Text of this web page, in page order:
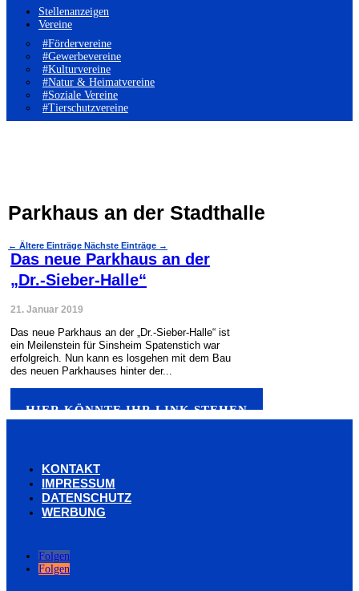
Stellenanzeigen
Vereine
#Fördervereine
#Gewerbevereine
#Kulturvereine
#Natur & Heimatvereine
#Soziale Vereine
#Tierschutzvereine
Parkhaus an der Stadthalle
← Ältere Einträge Nächste Einträge →
Das neue Parkhaus an der
„Dr.-Sieber-Halle“
21. Januar 2019
Das neue Parkhaus an der „Dr.-Sieber-Halle“ ist
ein Meilenstein für Sinsheim Spatenstich war
erfolgreich. Nun kann es losgehen mit dem Bau
des neuen Parkhauses hinter der...
HIER KÖNNTE IHR LINK STEHEN
KONTAKT
IMPRESSUM
DATENSCHUTZ
WERBUNG
Folgen
Folgen